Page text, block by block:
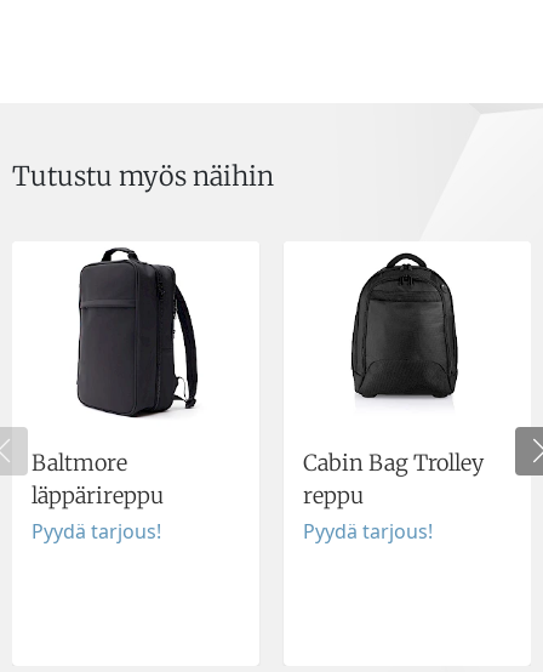
Tutustu myös näihin
Baltmore
läppärireppu
Pyydä tarjous!
Cabin Bag Trolley
reppu
Pyydä tarjous!